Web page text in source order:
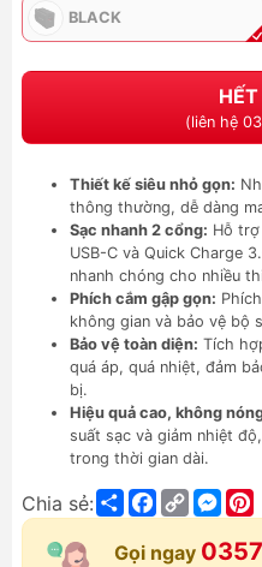
BLACK
(liên hệ
Thiết kế siêu nhỏ gọn:
thông thường, dễ dàng
Sạc nhanh 2 cổng: Hỗ
USB-C và Quick Charge
nhanh chóng cho nhiều
Phích cắm gập gọn:
không gian và bảo vệ bộ
Bảo vệ toàn diện: Tích
quá áp, quá nhiệt, đảm
bị.
Hiệu quả cao, không
suất sạc và giảm nhiệt
trong thời gian dài.
Chia sẻ: ShareFacebook
Copy
Link
Gọi ngay